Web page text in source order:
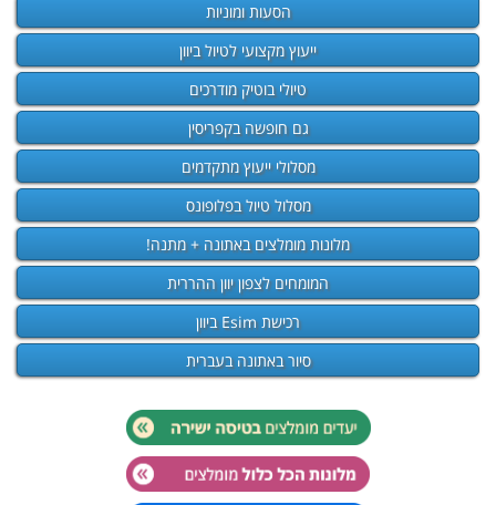
הסעות ומוניות
ייעוץ מקצועי לטיול ביוון
טיולי בוטיק מודרכים
גם חופשה בקפריסין
מסלולי ייעוץ מתקדמים
מסלול טיול בפלופונס
מלונות מומלצים באתונה + מתנה!
המומחים לצפון יוון ההררית
רכישת Esim ביוון
סיור באתונה בעברית